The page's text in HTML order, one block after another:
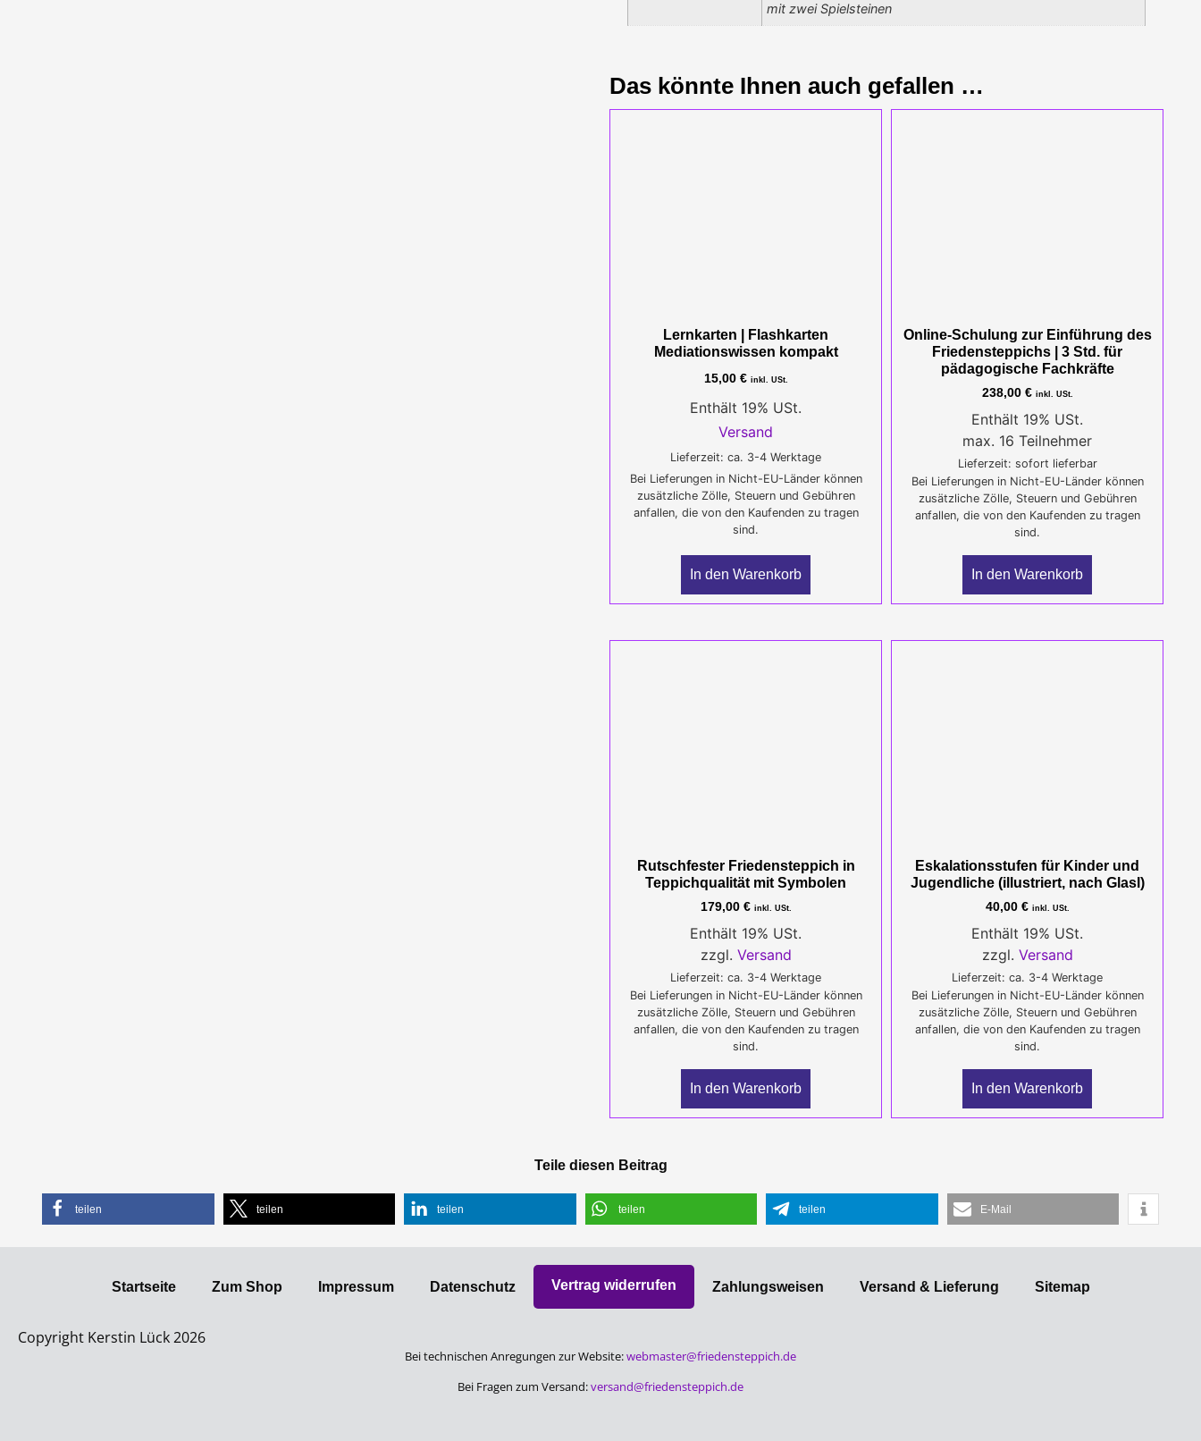
mit zwei Spielsteinen
Das könnte Ihnen auch gefallen …
Lernkarten | Flashkarten
Mediationswissen kompakt
15,00 € inkl. USt.
Enthält 19% USt.
Versand
Lieferzeit: ca. 3-4 Werktage
Bei Lieferungen in Nicht-EU-Länder können
zusätzliche Zölle, Steuern und Gebühren
anfallen, die von den Kaufenden zu tragen
sind.
In den Warenkorb
Online-Schulung zur Einführung des
Friedensteppichs | 3 Std. für
pädagogische Fachkräfte
238,00 € inkl. USt.
Enthält 19% USt.
max. 16 Teilnehmer
Lieferzeit: sofort lieferbar
Bei Lieferungen in Nicht-EU-Länder können
zusätzliche Zölle, Steuern und Gebühren
anfallen, die von den Kaufenden zu tragen
sind.
In den Warenkorb
Rutschfester Friedensteppich in
Teppichqualität mit Symbolen
179,00 € inkl. USt.
Enthält 19% USt.
zzgl. Versand
Lieferzeit: ca. 3-4 Werktage
Bei Lieferungen in Nicht-EU-Länder können
zusätzliche Zölle, Steuern und Gebühren
anfallen, die von den Kaufenden zu tragen
sind.
In den Warenkorb
Eskalationsstufen für Kinder und
Jugendliche (illustriert, nach Glasl)
40,00 € inkl. USt.
Enthält 19% USt.
zzgl. Versand
Lieferzeit: ca. 3-4 Werktage
Bei Lieferungen in Nicht-EU-Länder können
zusätzliche Zölle, Steuern und Gebühren
anfallen, die von den Kaufenden zu tragen
sind.
In den Warenkorb
Teile diesen Beitrag
teilen teilen teilen teilen teilen E-Mail
Startseite Zum Shop Impressum Datenschutz­ Vertrag widerrufen Zahlungsweisen Versand & Lieferung Sitemap
Copyright Kerstin Lück 2026
Bei technischen Anregungen zur Website:webmaster@friedensteppich.de
Bei Fragen zum Versand:versand@friedensteppich.de